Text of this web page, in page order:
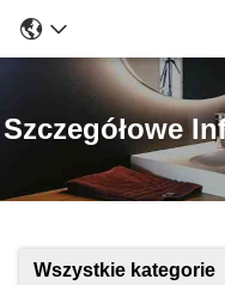
Szczegółowe
Wszystkie kategorie